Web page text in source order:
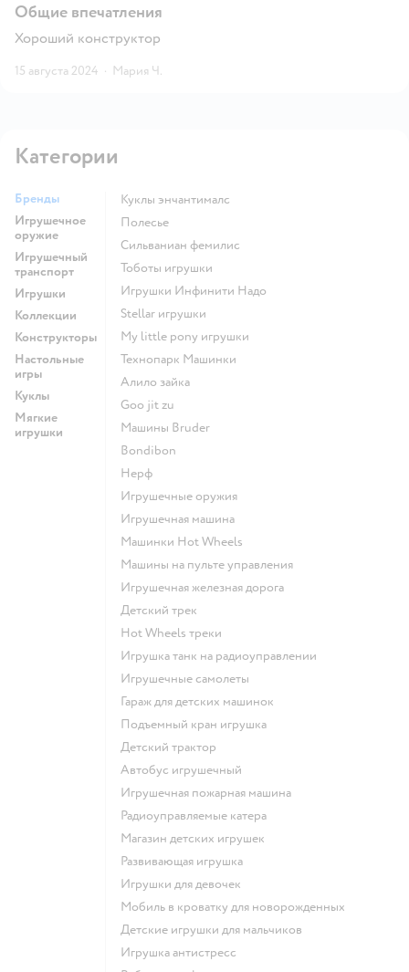
Общие впечатления
Хороший конструктор
15 августа 2024 · Мария Ч.
Категории
Бренды
Игрушечное
оружие
Игрушечный
транспорт
Игрушки
Коллекции
Конструкторы
Настольные
игры
Куклы
Мягкие
игрушки
Куклы энчантималс
Полесье
Сильваниан фемилис
Тоботы игрушки
Игрушки Инфинити Надо
Stellar игрушки
my little pony игрушки
Технопарк Машинки
Алило зайка
Goo jit zu
Машины Bruder
Bondibon
Нерф
Игрушечные оружия
Игрушечная машина
Машинки Hot Wheels
Машины на пульте управления
Игрушечная железная дорога
Детский трек
Hot Wheels треки
Игрушка танк на радиоуправлении
Игрушечные самолеты
Гараж для детских машинок
Подъемный кран игрушка
Детский трактор
Автобус игрушечный
Игрушечная пожарная машина
Радиоуправляемые катера
Магазин детских игрушек
Развивающая игрушка
Игрушки для девочек
Мобиль в кроватку для новорожденных
Детские игрушки для мальчиков
Игрушка антистресс